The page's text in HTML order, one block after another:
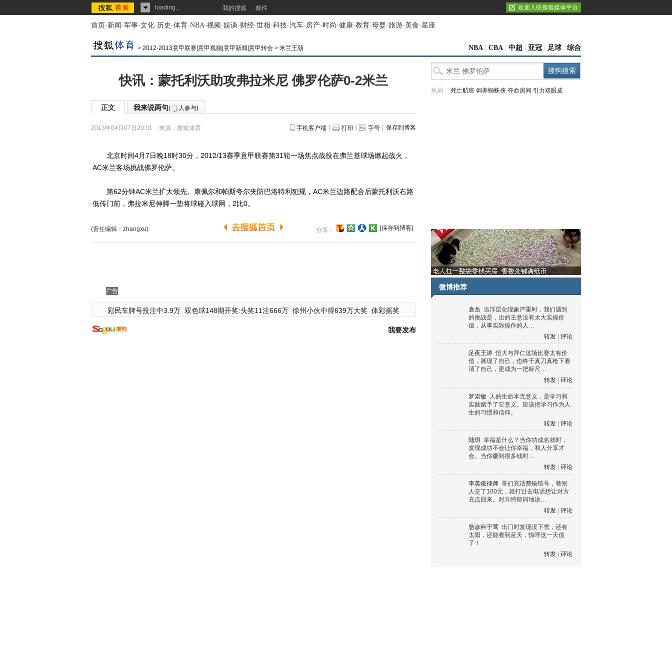
loading... 我的搜狐 邮件 欢迎入驻搜狐媒体平台
首页-新闻-军事-文化-历史-体育-NBA-视频-娱谈-财经-世相-科技-汽车-房产-时尚-健康-教育-母婴-旅游-美食-星座
> 2012-2013意甲联赛|意甲视频|意甲新闻|意甲转会 > 米兰王朝 NBA CBA 中超 亚冠 足球 综合
快讯：蒙托利沃助攻弗拉米尼 佛罗伦萨0-2米兰
正文 我来说两句( 人参与)
2013年04月07日20:01 来源： 搜狐体育 手机客户端 打印 字号 保存到博客
北京时间4月7日晚18时30分，2012/13赛季意甲联赛第31轮一场焦点战役在弗兰基球场燃起战火，
AC米兰客场挑战佛罗伦萨。
第62分钟AC米兰扩大领先。康佩尔和帕斯夸尔夹防巴洛特利犯规，AC米兰边路配合后蒙托利沃右路
低传门前，弗拉米尼伸脚一垫将球碰入球网，2比0。
(责任编辑：zhangxu) 分享： [保存到博客]
广告
彩民车牌号投注中3.9万 双色球148期开奖:头奖11注666万 徐州小伙中得639万大奖 体彩摇奖
我要发布
热词： 死亡航班 饲养蜘蛛侠 夺命房间 引力双眼皮
微博推荐
袁岳 当浮层化现象严重时，我们遇到
的挑战是，出的主意没有太大实操价
值，从事实际操作的人…
转发
评论
足夜王涛 恒大与拜仁这场比赛太有价
值，展现了自己，也终于真刀真枪下看
清了自己，更成为一把标尺…
转发
评论
罗崇敏 人的生命本无意义，是学习和
实践赋予了它意义。应该把学习作为人
生的习惯和信仰。
转发
评论
陆琪 幸福是什么？当你功成名就时，
发现成功不会让你幸福，和人分享才
会。当你赚到很多钱时…
转发
评论
李英俊律师 哥们充话费输错号，替别
人交了100元，就打过去电话想让对方
充点回来。对方特郁闷地说…
转发
评论
急诊科于莺 出门时发现没下雪，还有
太阳，还能看到蓝天，惊呼这一天值
了！
转发
评论